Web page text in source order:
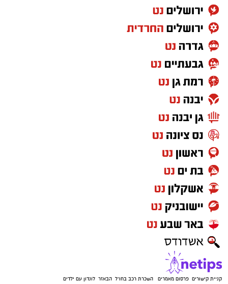
קניית קישורים פרסום מאמרים השכרת רכב בחו"ל הבאזר לונדון עם ילדים